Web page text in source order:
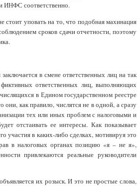
ИНФС соответственно.
стоит уповать на то, что подобная махинация
сроков сдачи отчетности, поэтому
в смене ответственных лиц на так
ответственных лиц, выполняющих
в Едином государственном реестре
как правило, числятся не в одной, а сразу
тех или иных проблем с налоговыми и
отстаивать ее интересы. Как показывает
участия в каких-либо сделках, мотивируя это
в налоговых органах позицию «я – не я»,
привлекаются реальные руководители
их розыск. И это не простые слова,